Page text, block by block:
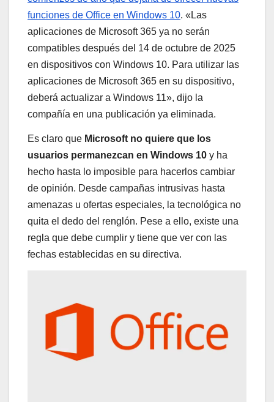
funciones de Office en Windows 10. «Las
aplicaciones de Microsoft 365 ya no serán
compatibles después del 14 de octubre de 2025
en dispositivos con Windows 10. Para utilizar las
aplicaciones de Microsoft 365 en su dispositivo,
deberá actualizar a Windows 11», dijo la
compañía en una publicación ya eliminada.
Es claro que Microsoft no quiere que los
usuarios permanezcan en Windows 10 y ha
hecho hasta lo imposible para hacerlos cambiar
de opinión. Desde campañas intrusivas hasta
amenazas u ofertas especiales, la tecnológica no
quita el dedo del renglón. Pese a ello, existe una
regla que debe cumplir y tiene que ver con las
fechas establecidas en su directiva.